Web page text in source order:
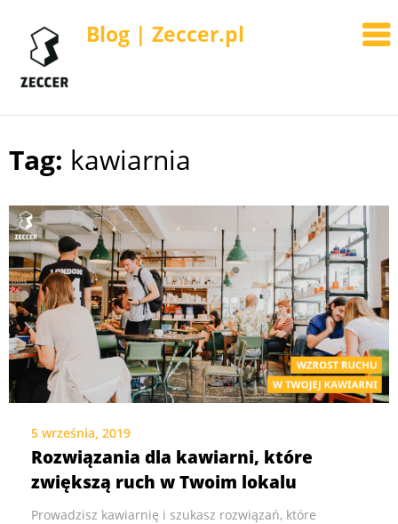
Blog | Zeccer.pl
Skip
Tag: kawiarnia
5 września, 2019
Rozwiązania dla kawiarni, które
zwiększą ruch w Twoim lokalu
Prowadzisz kawiarnię i szukasz rozwiązań, które